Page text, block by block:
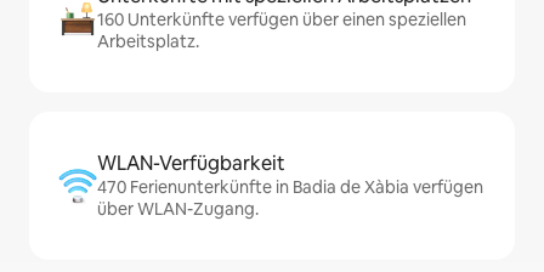
160 Unterkünfte verfügen über einen speziellen
Arbeitsplatz.
WLAN-Verfügbarkeit
470 Ferienunterkünfte in Badia de Xàbia verfügen
über WLAN-Zugang.